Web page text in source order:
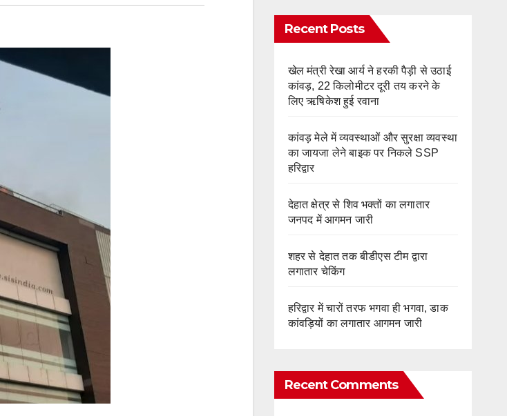
Recent Posts
खेल मंत्री रेखा आर्य ने हरकी पैड़ी से उठाई
कांवड़, 22 किलोमीटर दूरी तय करने के
लिए ऋषिकेश हुई रवाना
कांवड़ मेले में व्यवस्थाओं और सुरक्षा व्यवस्था
का जायजा लेने बाइक पर निकले SSP
हरिद्वार
देहात क्षेत्र से शिव भक्तों का लगातार
जनपद में आगमन जारी
शहर से देहात तक बीडीएस टीम द्वारा
लगातार चेकिंग
हरिद्वार में चारों तरफ भगवा ही भगवा, डाक
कांवड़ियों का लगातार आगमन जारी
Recent Comments